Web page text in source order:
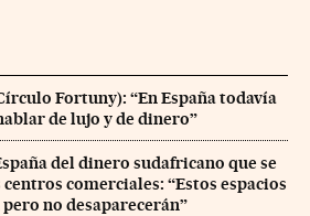
Fortuny): “En España todavía
de lujo y de dinero”
del dinero sudafricano que se
comerciales: “Estos espacios
no desaparecerán”